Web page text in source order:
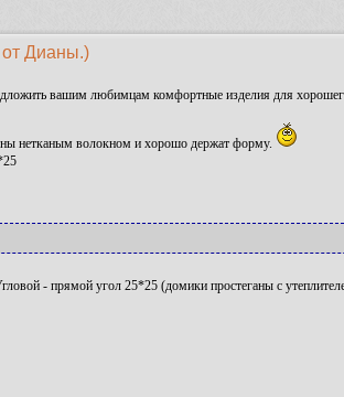
от Дианы.)
вашим любимцам комфортные изделия для
нетканым волокном и хорошо держат форму.
- прямой угол 25*25 (домики простеганы с